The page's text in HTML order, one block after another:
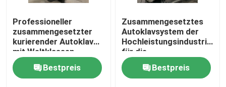
Professioneller
zusammengesetzter
kurierender Autoklav
mit Weltklassen-
Technik und
einzigartigem
Systemdesign
Bestpreis
Zusammengesetztes
Autoklavsystem der
Hochleistungsindustrien
für die
Luftfahrt-/
Bestpreis